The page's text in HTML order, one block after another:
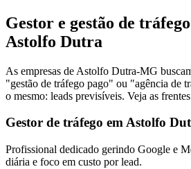
Gestor e gestão de
Astolfo Dutra
As empresas de Astolfo Dutra-MG
"gestão de tráfego pago" ou "agência de
o mesmo: leads previsíveis. Veja as
Gestor de tráfego em Astolfo
Profissional dedicado gerindo Google e
diária e foco em custo por lead.